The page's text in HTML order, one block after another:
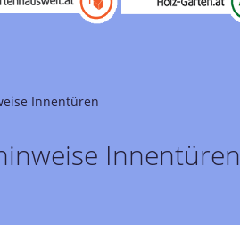
Innentüren
Innentüren